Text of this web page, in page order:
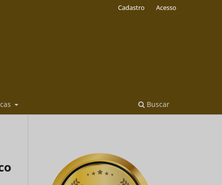
Buscar
Cadastro Acesso